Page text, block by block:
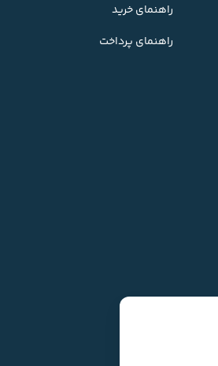
راهنمای خرید
راهنمای پرداخت